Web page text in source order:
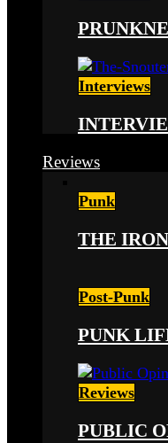
Interviews
Reviews
Punk
THE
Post-Punk
PUNK
Reviews
PUBLIC